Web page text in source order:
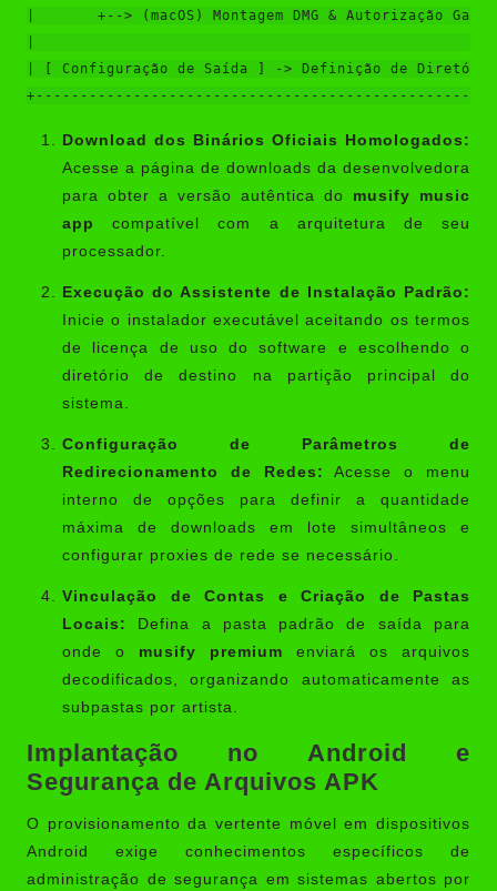
|       +--> (macOS) Montagem DMG & Autorização
| [ Configuração de Saída ] -> Definição de Diretório
Download dos Binários Oficiais Homologados:
Acesse a página de downloads da desenvolvedora
para obter a versão autêntica do musify music
app
compatível com a arquitetura de seu
processador.
Execução do Assistente de Instalação Padrão:
Inicie o instalador executável aceitando os termos
de licença de uso do software e escolhendo o
diretório de destino na partição principal do
sistema.
Configuração de Parâmetros de
Redirecionamento de Redes:
Acesse o menu
interno de opções para definir a quantidade
máxima de downloads em lote simultâneos e
configurar proxies de rede se necessário.
Vinculação de Contas e Criação de Pastas
Locais:
Defina a pasta padrão de saída para
onde o musify premium enviará os arquivos
decodificados, organizando automaticamente as
subpastas por artista.
Implantação no Android e
Segurança de Arquivos APK
O provisionamento da vertente móvel em dispositivos
Android exige conhecimentos específicos de
administração de segurança em sistemas abertos por